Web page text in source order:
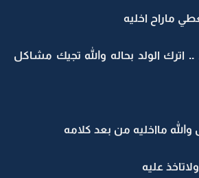
ماراح اخليه
.. اترك الولد بحاله والله تجيك مشاكل
مااخليه من بعد كلامه
عليه